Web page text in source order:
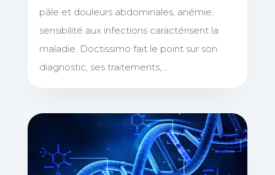
pâle et douleurs abdominales, anémie,
sensibilité aux infections caractérisent la
maladie. Doctissimo fait le point sur son
diagnostic, ses traitements,...